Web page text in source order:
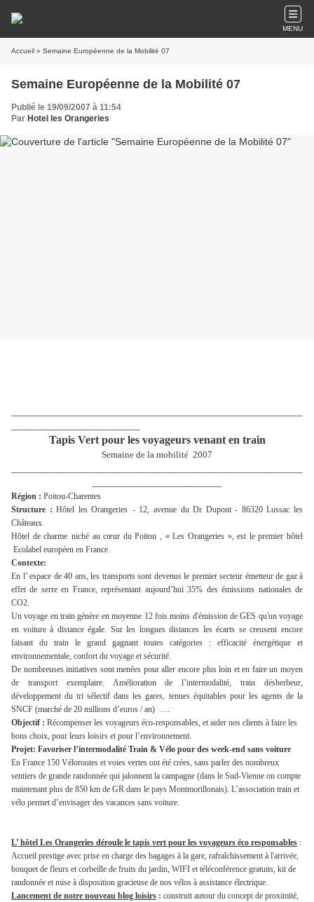
MENU
Accueil » Semaine Européenne de la Mobilité 07
Semaine Européenne de la Mobilité 07
Publié le 19/09/2007 à 11:54
Par Hotel les Orangeries
Tapis Vert pour les voyageurs venant en train
Semaine de la mobilité 2007
Région : Poitou-Charentes
Structure :Hôtel les Orangeries - 12, avenue du Dr Dupont - 86320 Lussac les
Châteaux
Hôtel de charme niché au cœur du Poitou , « Les Orangeries », est le premier hôtel
Ecolabel européen en France.
Contexte:
En l’ espace de 40 ans, les transports sont devenus le premier secteur émetteur de gaz à
effet de serre en France, représentant aujourd’hui 35% des émissions nationales de
CO2.
Un voyage en train génère en moyenne 12 fois moins d'émission de GES qu'un voyage
en voiture à distance égale. Sur les longues distances les écarts se creusent encore
faisant du train le grand gagnant toutes catégories : efficacité énergétique et
environnementale, confort du voyage et sécurité.
De nombreuses initiatives sont menées pour aller encore plus loin et en faire un moyen
de transport exemplaire. Amélioration de l’intermodalité, train désherbeur,
développement du tri sélectif dans les gares, tenues équitables pour les agents de la
SNCF (marché de 20 millions d’euros / an) ….
Objectif : Récompenser les voyageurs éco-responsables, et aider nos clients à faire les
bons choix, pour leurs loisirs et pour l’environnement.
Projet: Favoriser l’intermodalité Train & Vélo pour des week-end sans voiture
En France 150 Véloroutes et voies vertes ont été crées, sans parler des nombreux
sentiers de grande randonnée qui jalonnent la campagne (dans le Sud-Vienne on compte
maintenant plus de 850 km de GR dans le pays Montmorillonais). L’association train et
vélo permet d’envisager des vacances sans voiture.
L’ hôtel Les Orangeries déroule le tapis vert pour les voyageurs éco responsables :
Accueil prestige avec prise en charge des bagages à la gare, rafraîchissement à l'arrivée,
bouquet de fleurs et corbeille de fruits du jardin, WIFI et téléconférence gratuits, kit de
randonnée et mise à disposition gracieuse de nos vélos à assistance électrique.
Lancement de notre nouveau blog loisirs : construit autour du concept de proximité,